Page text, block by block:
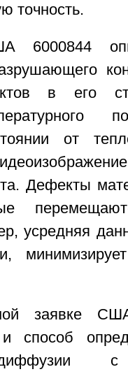
точность.
6000844
в его
от
Дефекты
усредняя
заявке
способ
с